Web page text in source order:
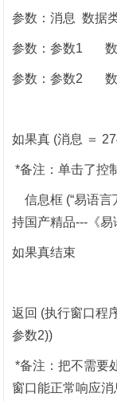
参数：消息 数据
参数：参数1
参数：参数2
如果真 (消息 ＝
*备注：单击了控
信息框 (“易语
持国产精品--- 《
如果真结束
返回 (执行窗口程
参数2))
*备注：把不需要
窗口能正常响应消